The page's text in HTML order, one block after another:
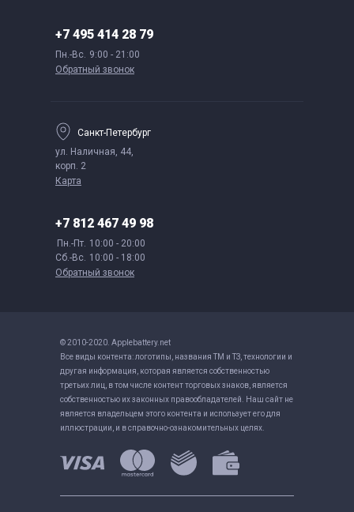
+7 495 414 28 79
Пн.-Вс. 9:00 - 21:00
Обратный звонок
Санкт-Петербург
ул. Наличная, 44,
корп. 2
Карта
+7 812 467 49 98
Пн.-Пт. 10:00 - 20:00
Сб.-Вс. 10:00 - 18:00
Обратный звонок
© 2010-2020. Applebattery.net
Все виды контента: логотипы, названия ТМ и ТЗ, технологии и
другая информация, которая является собственностью
третьих лиц, в том числе контент торговых знаков, является
собственностью их законных правообладателей. Наш сайт не
является владельцем этого контента и использует его для
иллюстрации, и в справочно-ознакомительных целях.